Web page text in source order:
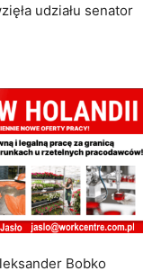
udziału senator
Bobko